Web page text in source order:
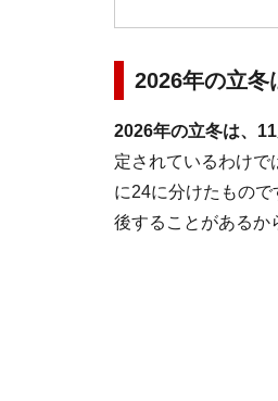
2026年の立冬
2026年の立冬は、
定されているわけで
に24に分けたもの
後することがあるか